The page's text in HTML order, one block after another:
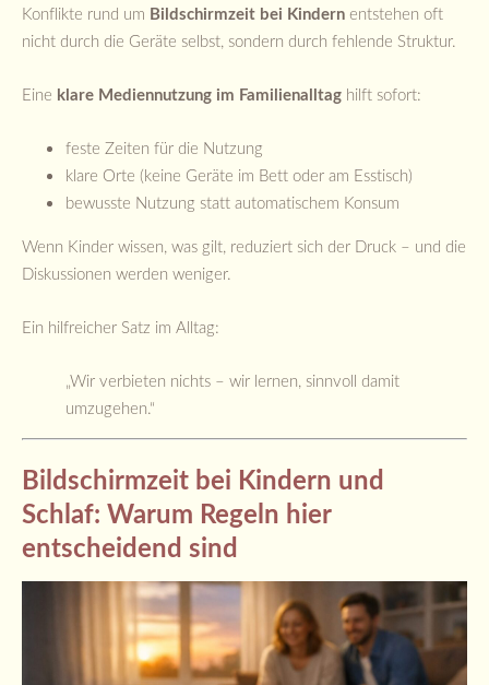
Konflikte rund um Bildschirmzeit bei Kindern entstehen oft
nicht durch die Geräte selbst, sondern durch fehlende Struktur.
Eine klare Mediennutzung im Familienalltag hilft sofort:
feste Zeiten für die Nutzung
klare Orte (keine Geräte im Bett oder am Esstisch)
bewusste Nutzung statt automatischem Konsum
Wenn Kinder wissen, was gilt, reduziert sich der Druck – und die
Diskussionen werden weniger.
Ein hilfreicher Satz im Alltag:
„Wir verbieten nichts – wir lernen, sinnvoll damit
umzugehen.“
Bildschirmzeit bei Kindern und
Schlaf: Warum Regeln hier
entscheidend sind